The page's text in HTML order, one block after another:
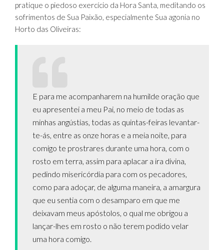
pratique o piedoso exercício da Hora Santa, meditando os
sofrimentos de Sua Paixão, especialmente Sua agonia no
Horto das Oliveiras:
E para me acompanharem na humilde oração que
eu apresentei a meu Pai, no meio de todas as
minhas angústias, todas as quintas-feiras levantar-
te-ás, entre as onze horas e a meia noite, para
comigo te prostrares durante uma hora, com o
rosto em terra, assim para aplacar a ira divina,
pedindo misericórdia para com os pecadores,
como para adoçar, de alguma maneira, a amargura
que eu sentia com o desamparo em que me
deixavam meus apóstolos, o qual me obrigou a
lançar-lhes em rosto o não terem podido velar
uma hora comigo.